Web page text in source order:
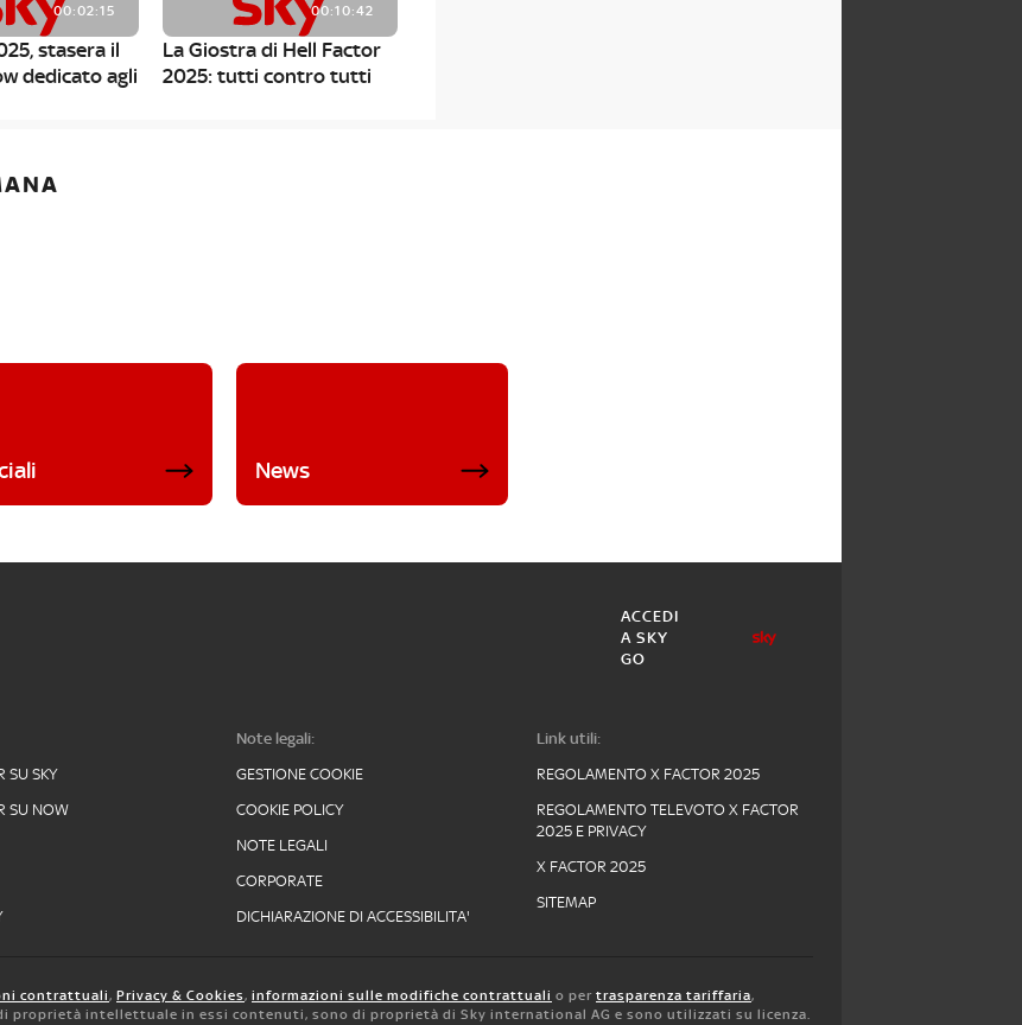
00:02:15
stasera il
dedicato agli
00:10:42
La Giostra di Hell Factor
2025: tutti contro tutti
News
ACCEDI
A SKY
GO
SU SKY
SU NOW
Note legali:
GESTIONE COOKIE
COOKIE POLICY
NOTE LEGALI
CORPORATE
DICHIARAZIONE DI ACCESSIBILITA'
Link utili:
REGOLAMENTO X FACTOR 2025
REGOLAMENTO TELEVOTO X FACTOR
2025 E PRIVACY
X FACTOR 2025
SITEMAP
contrattuali, Privacy & Cookies, informazioni sulle modifiche contrattuali o per trasparenza tariffaria,
proprietà intellettuale in essi contenuti, sono di proprietà di Sky international AG e sono utilizzati su licenza.